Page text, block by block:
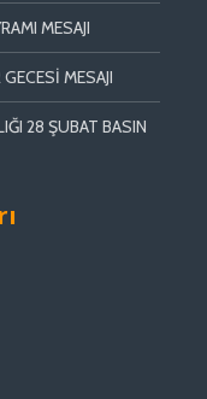
MESAJI
MESAJI
28 ŞUBAT BASIN